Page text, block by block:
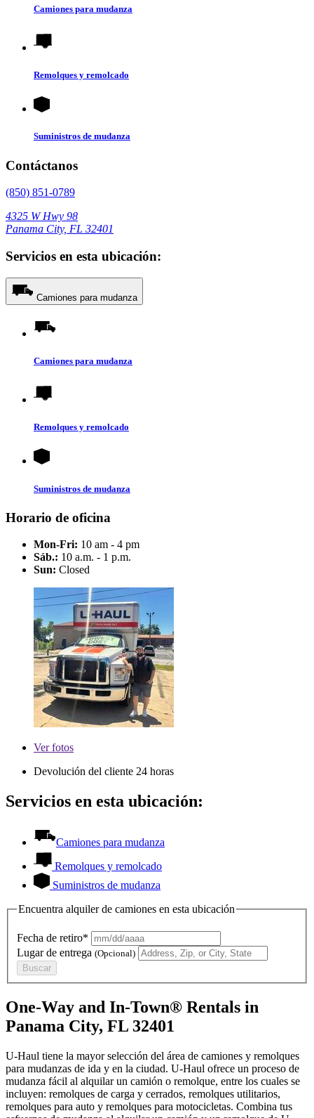
Camiones para mudanza
Remolques y remolcado
Suministros de mudanza
Contáctanos
(850) 851-0789
4325 W Hwy 98
Panama City, FL 32401
Servicios en esta ubicación:
Camiones para mudanza
Camiones para mudanza
Remolques y remolcado
Suministros de mudanza
Horario de oficina
Mon-Fri: 10 am - 4 pm
Sáb.: 10 a.m. - 1 p.m.
Sun: Closed
Verfotos
Devolución del cliente 24 horas
Servicios en esta ubicación:
Camiones para mudanza
Remolques y remolcado
Suministros de mudanza
Encuentra alquiler de camiones en esta ubicación
Fecha de retiro*
Lugar de entrega (Opcional)
Buscar
One-Way and In-Town® Rentals in
Panama City, FL 32401
U-Haul tiene la mayor selección del área de camiones y remolques
para mudanzas de ida y en la ciudad. U-Haul ofrece un proceso de
mudanza fácil al alquilar un camión o remolque, entre los cuales se
incluyen: remolques de carga y cerrados, remolques utilitarios,
remolques para auto y remolques para motocicletas. Combina tus